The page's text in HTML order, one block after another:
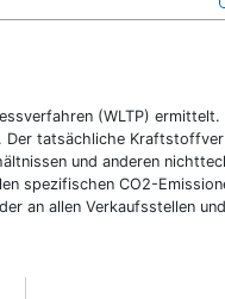
(WLTP)
tatsächliche
und anderen
spezifischen CO2-
an allen Verkaufsstellen